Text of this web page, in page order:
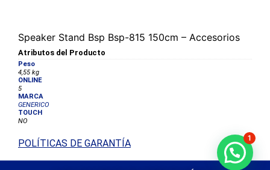
Speaker Stand Bsp Bsp-815 150cm – Accesorios
Atributos del Producto
Peso
4,55 kg
ONLINE
5
MARCA
GENERICO
TOUCH
NO
POLÍTICAS DE GARANTÍA 1